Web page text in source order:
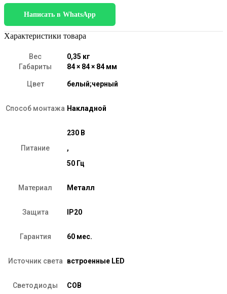
4200K
белый/
чёрный
Написать в WhatsApp
Характеристики товара
Вес
0,35 кг
Габариты
84 × 84 × 84 мм
Цвет белый;черный
Способ монтажа Накладной
Питание
230 В
,
50 Гц
Материал Металл
Защита IP20
Гарантия 60 мес.
Источник света встроенные LED
Светодиоды COB